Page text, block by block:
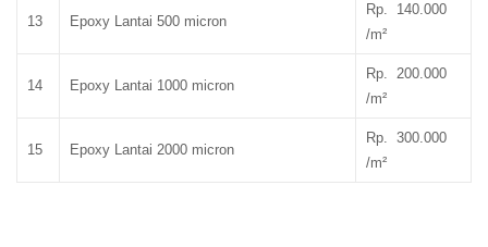
13 Epoxy Lantai 500 micron
Rp. 140.000
/m²
14 Epoxy Lantai 1000 micron
Rp. 200.000
/m²
15 Epoxy Lantai 2000 micron
Rp. 300.000
/m²